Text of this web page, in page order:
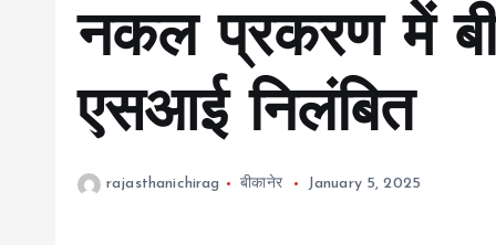
नकल प्रकरण में
एसआई निलंबित
rajasthanichirag बीकानेर January 5, 2025